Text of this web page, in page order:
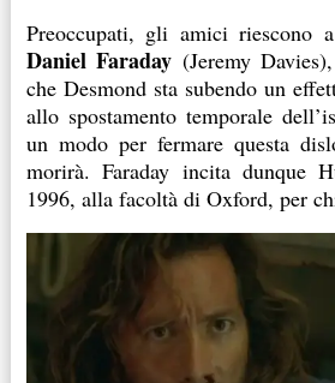
Preoccupati, gli amici riescono
Daniel Faraday (Jeremy
che Desmond sta subendo un
allo spostamento temporale
un modo per fermare questa
morirà. Faraday incita dunque
1996, alla facoltà di Oxford, per